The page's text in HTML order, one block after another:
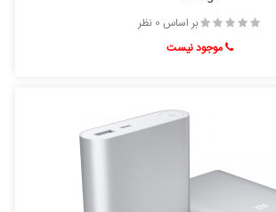
بر اساس 0 نظر
موجود نیست